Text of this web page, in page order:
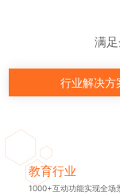
满
行业解决方
教育行业
1000+互动功能实现全场